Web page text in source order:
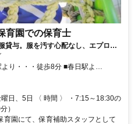
育園での保育士
貸与。服を汚す心配なし、エプロン
り・・・徒歩8分 ■春日駅よ
日、5日 〈 時間 〉 ・7:15～18:30の
）
育園にて、保育補助スタッフとして